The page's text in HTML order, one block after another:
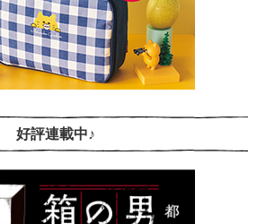
好評連載中♪